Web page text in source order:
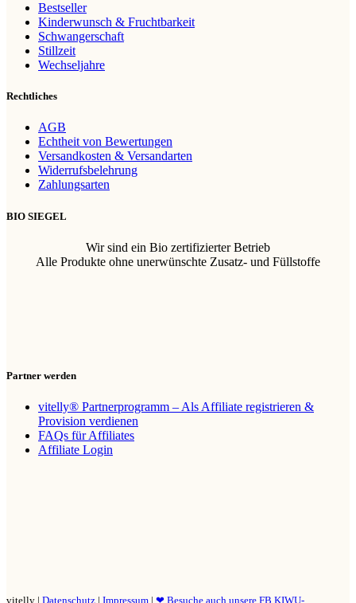
Bestseller
Kinderwunsch & Fruchtbarkeit
Schwangerschaft
Stillzeit
Wechseljahre
Rechtliches
AGB
Echtheit von Bewertungen
Versandkosten & Versandarten
Widerrufsbelehrung
Zahlungsarten
BIO SIEGEL
Wir sind ein Bio zertifizierter Betrieb
Alle Produkte ohne unerwünschte Zusatz- und Füllstoffe
Partner werden
vitelly® Partnerprogramm – Als Affiliate registrieren &
Provision verdienen
FAQs für Affiliates
Affiliate Login
vitelly | Datenschutz | Impressum | ❤ Besuche auch unsere FB KIWU-